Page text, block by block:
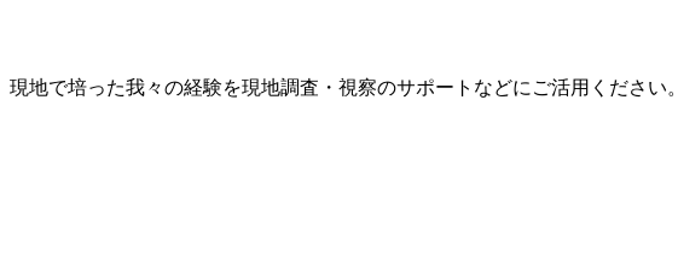
地で培った我々の経験を現地調査・視察のサポートなどにご活用ください。